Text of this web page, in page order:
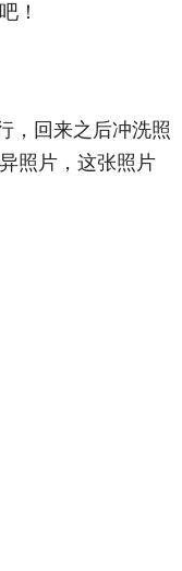
！
，回来之后冲洗照
照片，这张照片